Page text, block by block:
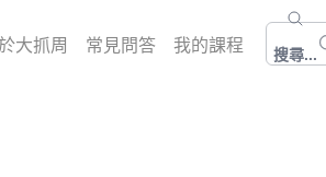
大抓周 常見問答 我的課程 搜尋...